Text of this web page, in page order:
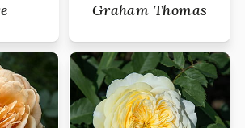
Graham Thomas